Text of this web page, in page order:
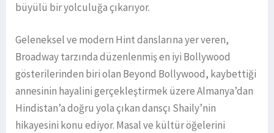
büyülü bir yolculuğa çıkarıyor.
Geleneksel ve modern Hint danslarına yer veren,
Broadway tarzında düzenlenmiş en iyi Bollywood
gösterilerinden biri olan Beyond Bollywood, kaybettiği
annesinin hayalini gerçekleştirmek üzere Almanya’dan
Hindistan’a doğru yola çıkan dansçı Shaily’nin
hikayesini konu ediyor. Masal ve kültür öğelerini